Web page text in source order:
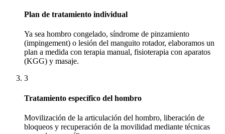
Plan de tratamiento individual
Ya sea hombro congelado, síndrome de pinzamiento
(impingement) o lesión del manguito rotador, elaboramos un
plan a medida con terapia manual, fisioterapia con aparatos
(KGG) y masaje.
3
Tratamiento específico del hombro
Movilización de la articulación del hombro, liberación de
bloqueos y recuperación de la movilidad mediante técnicas